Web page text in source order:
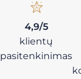
4,9/5
klientų
pasitenkinimas